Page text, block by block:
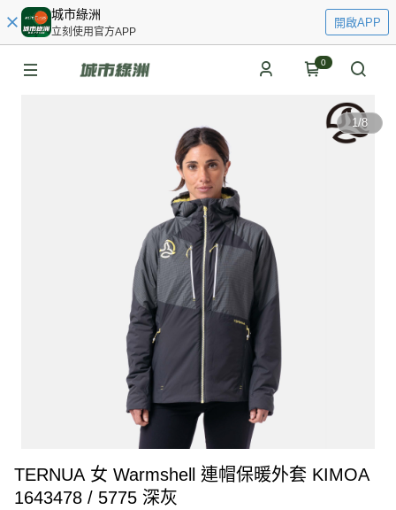
城市綠洲
立刻使用官方APP
開啟APP
0
1/8
TERNUA 女 Warmshell 連帽保暖外套 KIMOA
1643478 / 5775 深灰